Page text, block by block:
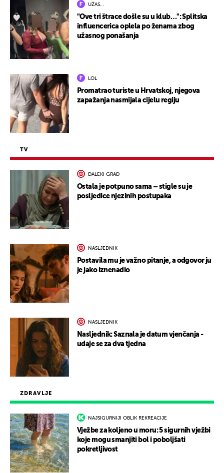
ZDRAVLJE
NAJSIGURNIJI OBLIK REKREACIJE
Vježbe za koljeno u moru: 5 sigurnih vježbi
koje mogu smanjiti bol i poboljšati
pokretljivost
UŽAS…
"Ove tri štrace došle su u klub…": Splitska
influencerica oplela po ženama zbog
užasnog ponašanja
LOL
Promatrao turiste u Hrvatskoj, njegova
zapažanja nasmijala cijelu regiju
TV
DALEKI GRAD
Ostala je potpuno sama – stigle su je
posljedice njezinih postupaka
NASLJEDNIK
Postavila mu je važno pitanje, a odgovor ju
je jako iznenadio
NASLJEDNIK
Nasljednik: Saznala je datum vjenčanja -
udaje se za dva tjedna